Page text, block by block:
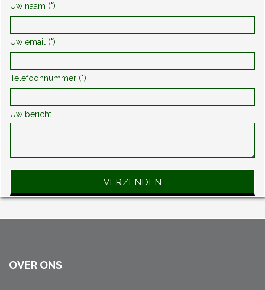
Uw naam (*)
Uw email (*)
Telefoonnummer (*)
Uw bericht
Gelieve dit veld leeg te laten.
OVER ONS